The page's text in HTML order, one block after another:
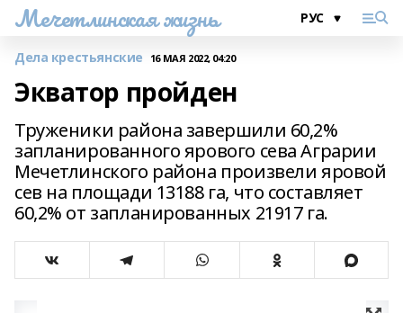
Мечетлинская жизнь
Дела крестьянские 16 МАЯ 2022, 04:20
Экватор пройден
Труженики района завершили 60,2%
запланированного ярового сева Аграрии
Мечетлинского района произвели яровой
сев на площади 13188 га, что составляет
60,2% от запланированных 21917 га.